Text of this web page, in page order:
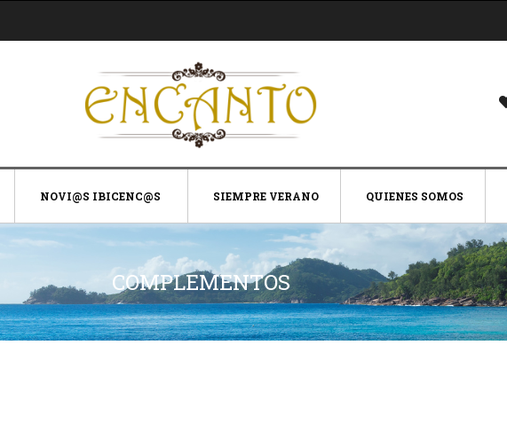
NOVI@S IBICENC@S SIEMPRE VERANO QUIENES SOMOS
COMPLEMENTOS